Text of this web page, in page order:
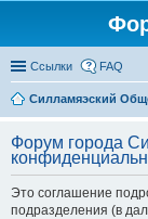
Ссылки FAQ
Силламяэский
Форум города
Это соглашение
подразделения (в